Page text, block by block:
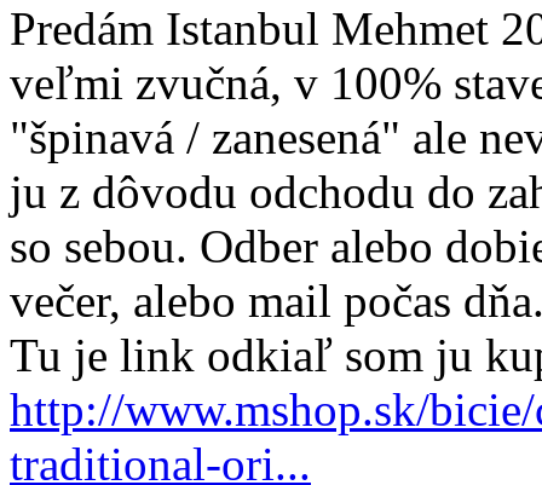
Predám Istanbul Mehmet
veľmi zvučná, v 100%
"špinavá / zanesená" ale
ju z dôvodu odchodu do
so sebou. Odber alebo
večer, alebo mail počas
Tu je link odkiaľ som ju
http://www.mshop.sk/
traditional-ori...